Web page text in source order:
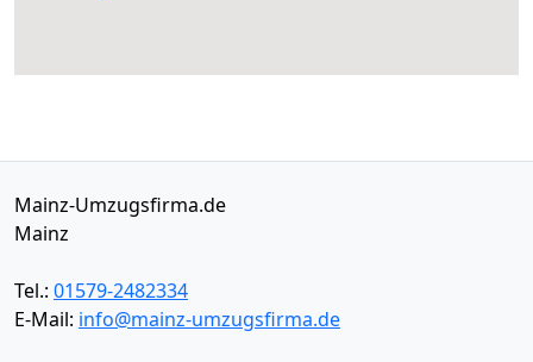
Mainz-Umzugsfirma.de
Mainz
Tel.: 01579-2482334
E-Mail: info@mainz-umzugsfirma.de